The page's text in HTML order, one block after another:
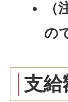
の
支給